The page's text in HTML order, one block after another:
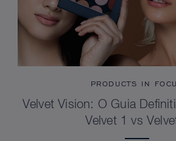
PRODUCTS IN
Velvet Vision: O Guia
Velvet 1 vs